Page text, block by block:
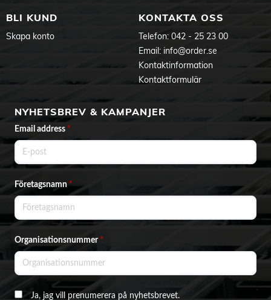
BLI KUND
Skapa konto
KONTAKTA OSS
Telefon: 042 - 25 23 00
Email: info@order.se
Kontaktinformation
Kontaktformulär
NYHETSBREV & KAMPANJER
Email address *
Företagsnamn*
Organisationsnummer *
Ja, jag vill prenumerera på nyhetsbrevet.